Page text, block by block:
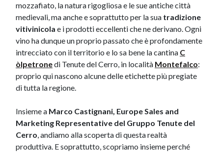
mozzafiato, la natura rigogliosa e le sue antiche città
medievali, ma anche e soprattutto per la sua tradizione
vitivinicola e i prodotti eccellenti che ne derivano. Ogni
vino ha dunque un proprio passato che è profondamente
intrecciato con il territorio e lo sa bene la cantina C​
òlpetronedi Tenute del Cerro, in località Monte​falco:
proprio qui nascono alcune delle etichette più pregiate
di tutta la regione.
Insieme a Marco Castignani, Europe Sales and
Marketing Representative del Gruppo Tenute del
Cerro, andiamo alla scoperta di questa realtà
produttiva. E soprattutto, scopriamo insieme perché